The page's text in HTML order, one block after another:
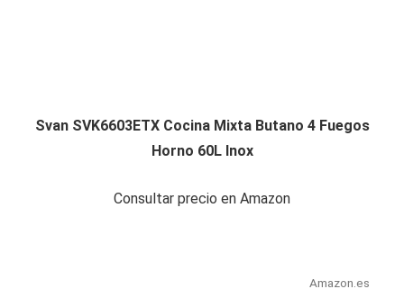
Svan SVK6603ETX Cocina Mixta Butano 4 Fuegos
Horno 60L Inox
Consultar precio en Amazon
Amazon.es